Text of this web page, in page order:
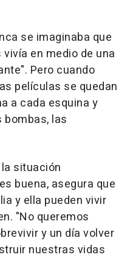
se imaginaba que
en medio de una
Pero cuando
películas se quedan
a cada esquina y
bombas, las
situación
buena, asegura que
y ella pueden vivir
"No queremos
y un día volver
nuestras vidas